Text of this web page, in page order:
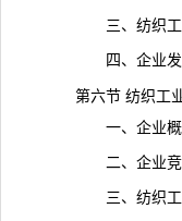
三、纺织工业
四、企业发展
第六节 纺织工业
一、企业概
二、企业竞争
三、纺织工业